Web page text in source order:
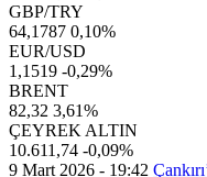
GBP/TRY
64,1787 0,10%
EUR/USD
1,1519 -0,29%
BRENT
82,32 3,61%
ÇEYREK ALTIN
10.611,74 -0,09%
9 Mart 2026 - 19:42